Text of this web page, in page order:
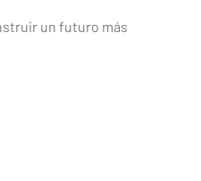
un futuro más